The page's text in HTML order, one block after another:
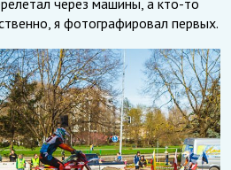
я фотографировал первых.